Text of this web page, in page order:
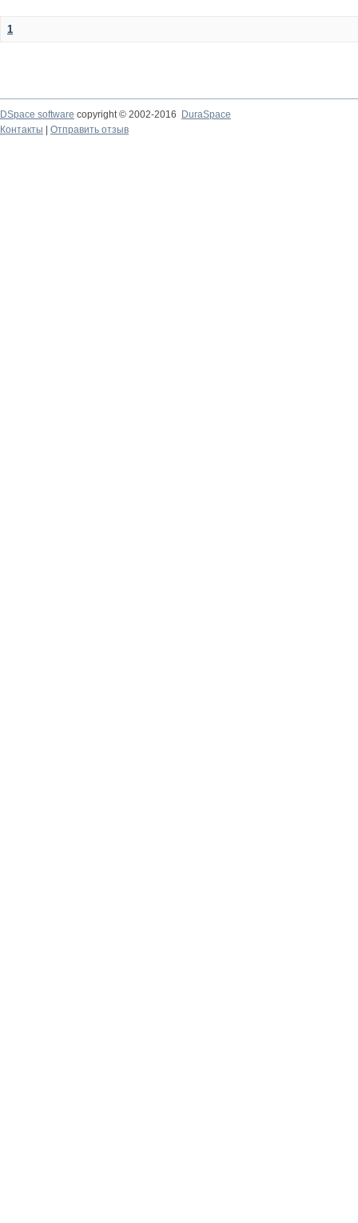
1
DSpace software copyright © 2002-2016
DuraSpace
Контакты
Отправить отзыв